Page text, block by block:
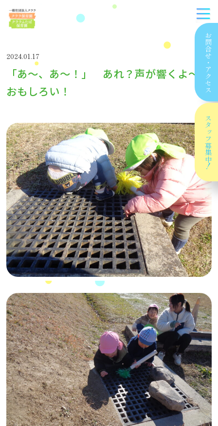
お問合せ
・
アクセス
スタッフ
募集中！
2024.01.17
「あ〜、あ〜！」 あれ？声が響くよ〜！
おもしろい！